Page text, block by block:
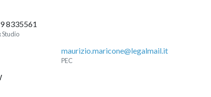
8335561
Studio
maurizio.maricone@legalmail.it
PEC